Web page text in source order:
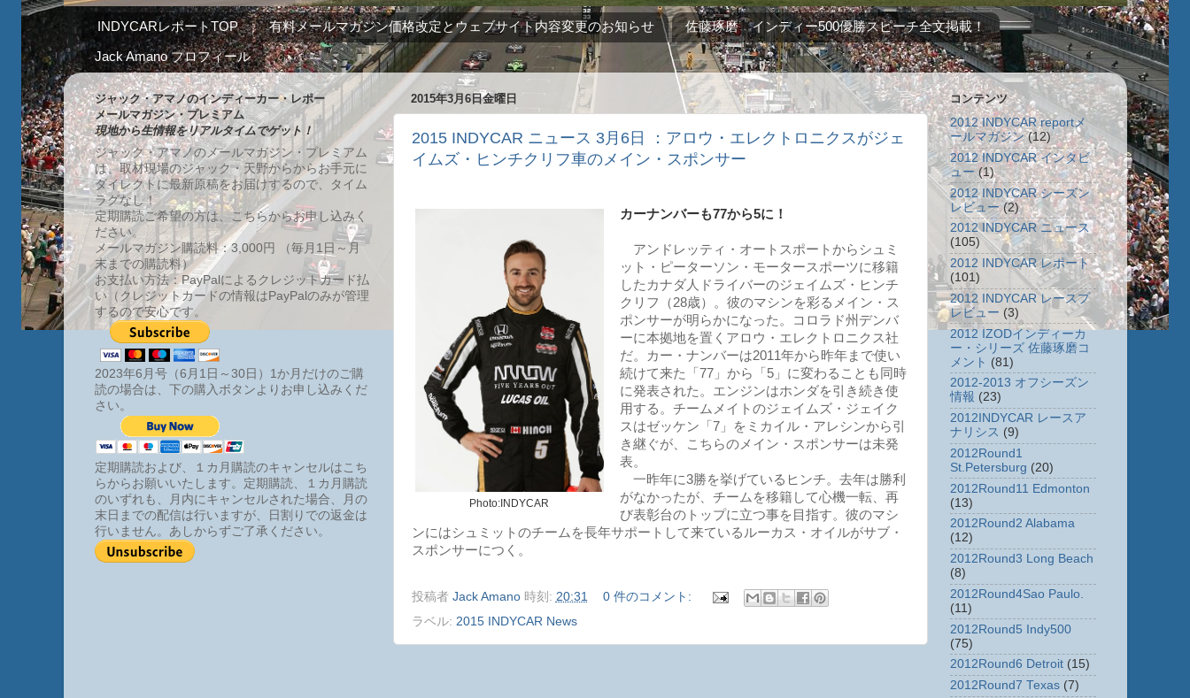
INDYCARレポートTOP 有料メールマガジン価格改定とウェブサイト内容変更のお知らせ
佐藤琢磨 インディー500優勝スピーチ全文掲載！
Jack Amano プロフィール
2015年3月6日金曜日
2015 INDYCAR ニュース 3月6日 ：アロウ・エレクトロニクスがジェ
イムズ・ヒンチクリフ車のメイン・スポンサー
Photo:INDYCAR
カーナンバーも77から5に！
アンドレッティ・オートスポートからシュミ
ット・ピーターソン・モータースポーツに移籍
したカナダ人ドライバーのジェイムズ・ヒンチ
クリフ（28歳）。彼のマシンを彩るメイン・ス
ポンサーが明らかになった。コロラド州デンバ
ーに本拠地を置くアロウ・エレクトロニクス社
だ。カー・ナンバーは2011年から昨年まで使い
続けて来た「77」から「5」に変わることも同時
に発表された。エンジンはホンダを引き続き使
用する。チームメイトのジェイムズ・ジェイク
スはゼッケン「7」をミカイル・アレシンから引
き継ぐが、こちらのメイン・スポンサーは未発
表。
一昨年に3勝を挙げているヒンチ。去年は勝利
がなかったが、チームを移籍して心機一転、再
び表彰台のトップに立つ事を目指す。彼のマシ
ンにはシュミットのチームを長年サポートして来ているルーカス・オイルがサブ・
スポンサーにつく。
投稿者 Jack Amano 時刻: 20:31
0 件のコメント:
ラベル: 2015 INDYCAR News
ジャック・アマノのインディーカー・レポー
メールマガジン・プレミアム
現地から生情報をリアルタイムでゲット！
ジャック・アマノのメールマガジン・プレミアム
は、取材現場のジャック・天野からからお手元に
ダイレクトに最新原稿をお届けするので、タイム
ラグなし！
定期購読ご希望の方は、こちらからお申し込みく
ださい。
メールマガジン購読料：3,000円 （毎月1日～月
末までの購読料）
お支払い方法：PayPalによるクレジットカード払
い（クレジットカードの情報はPayPalのみが管理
するので安心です。
2023年6月号（6月1日～30日）1か月だけのご購
読の場合は、下の購入ボタンよりお申し込みくだ
さい。
定期購読および、１カ月購読のキャンセルはこち
らからお願いいたします。定期購読、１カ月購読
のいずれも、月内にキャンセルされた場合、月の
末日までの配信は行いますが、日割りでの返金は
行いません。あしからずご了承ください。
コンテンツ
2012 INDYCAR reportメ
ールマガジン (12)
2012 INDYCAR インタビ
ュー (1)
2012 INDYCAR シーズン
レビュー (2)
2012 INDYCAR ニュース
(105)
2012 INDYCAR レポート
(101)
2012 INDYCAR レースプ
レビュー (3)
2012 IZODインディーカ
ー・シリーズ 佐藤琢磨コ
メント (81)
2012-2013 オフシーズン
情報 (23)
2012INDYCAR レースア
ナリシス (9)
2012Round1
St.Petersburg (20)
2012Round11 Edmonton
(13)
2012Round2 Alabama
(12)
2012Round3 Long Beach
(8)
2012Round4Sao Paulo.
(11)
2012Round5 Indy500
(75)
2012Round6 Detroit (15)
2012Round7 Texas (7)